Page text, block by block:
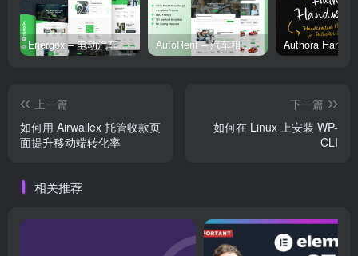
Energox – 电动汽车充电站 Elementor 模板套件 AutoRent – 汽车租赁服务 Elementor 模板套件
上一篇
如何用 Airwallex 托管收款页
面提升移动端转化率
下一篇
如何在 Linux 上安装 WP-
CLI
相关推荐